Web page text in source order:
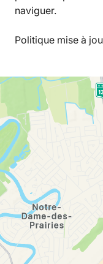
naviguer.
Politique mise à